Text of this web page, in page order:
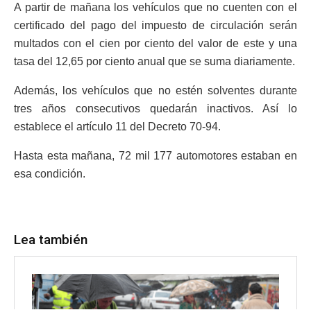
A partir de mañana los vehículos que no cuenten con el
certificado del pago del impuesto de circulación serán
multados con el cien por ciento del valor de este y una
tasa del 12,65 por ciento anual que se suma diariamente.
Además, los vehículos que no estén solventes durante
tres años consecutivos quedarán inactivos. Así lo
establece el artículo 11 del Decreto 70-94.
Hasta esta mañana, 72 mil 177 automotores estaban en
esa condición.
Lea también